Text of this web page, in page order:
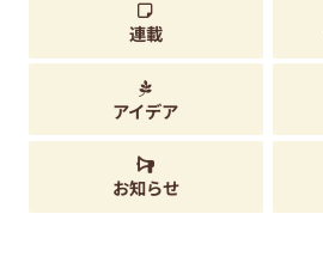
連載
アイデア
お知らせ